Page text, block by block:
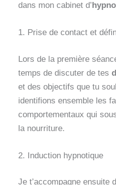
dans mon cabinet d’
1. Prise de contact et
Lors de la première
temps de discuter de tes
et des objectifs que tu
identifions ensemble les
comportementaux qui
la nourriture.
2. Induction hypnotique
Je t’accompagne ensuite